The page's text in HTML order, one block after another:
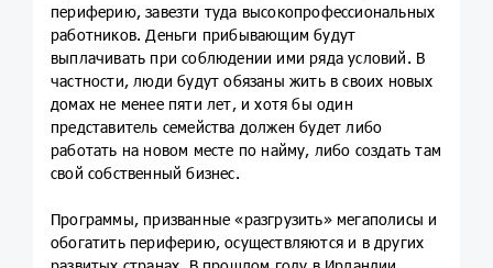
периферию, завезти туда высокопрофессиональных
работников. Деньги прибывающим будут
выплачивать при соблюдении ими ряда условий. В
частности, люди будут обязаны жить в своих новых
домах не менее пяти лет, и хотя бы один
представитель семейства должен будет либо
работать на новом месте по найму, либо создать там
свой собственный бизнес.
Программы, призванные «разгрузить» мегаполисы и
обогатить периферию, осуществляются и в других